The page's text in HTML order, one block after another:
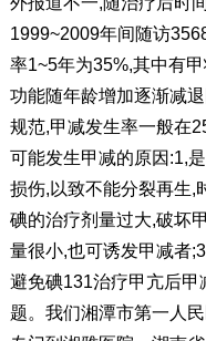
1999~2009年间随访
率1~5年为35%,其中有
功能随年龄增加逐渐减
规范,甲减发生率一般在
可能发生甲减的原因:1,
损伤,以致不能分裂再生,
碘的治疗剂量过大,破坏
量很小,也可诱发甲减者
避免碘131治疗甲亢后甲
题。我们湘潭市第一人